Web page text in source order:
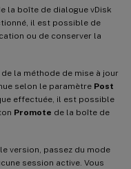
la boîte de dialogue vDisk
il est possible de
ou de conserver la
la méthode de mise à jour
selon le paramètre Post
effectuée, il est possible
Promote de la boîte de
version, passez du mode
session active. Vous